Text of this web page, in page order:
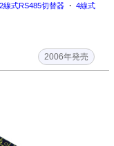
2線式RS485切替器・ 4線式
2006年発売